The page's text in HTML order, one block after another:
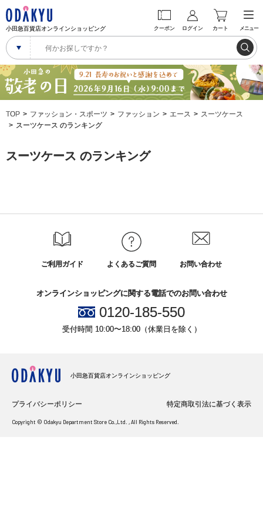
小田急百貨店オンラインショッピング クーポン ログイン カート メニュー
TOP ファッション・スポーツ ファッション エース
スーツケース
スーツケース のランキング
スーツケース のランキング
ご利用ガイド よくあるご質問 お問い合わせ
オンラインショッピングに関する電話でのお問い合わせ
0120-185-550
受付時間 10:00〜18:00（休業日を除く）
小田急百貨店オンラインショッピング
プライバシーポリシー 特定商取引法に基づく表示
Copyright © Odakyu Department Store Co.,Ltd. , All Rights Reserved.